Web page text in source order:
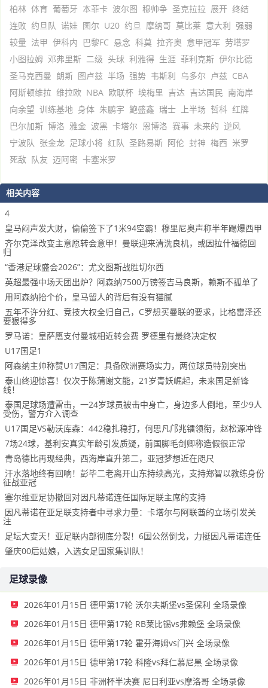
柏林 体育 葡萄牙 本菲卡 波尔图 穆帅争 圣克拉拉 展开 终结
连败 约旦队 诺娃 图尔 U20 约旦 摩纳哥 莫比莱 意大利 强弱
较量 法甲 伊科内 巴黎FC 悬念 科莫 拉齐奥 意甲冠军 劳塔罗
小图拉姆 邓弗里斯 二级 头球 利雅得 生涯 菲利克斯 伊尔比德
圣马克西曼 朗斯 图卢兹 半场 强势 韦斯利 乌多尔 卢兹 CBA
阿斯顿维拉 维拉欧 NBA 欧联杯 埃梅里 吉达 吉达国民 南海岸
向余望 训练基地 身体 朱鹏宇 鲍盛鑫 瑞士 上半场 哲科 红牌
巴尔加斯 博洛 雅金 波黑 卡塔尔 恩博洛 赛事 未来的 逆风
宁波队 张金龙 足球小将 红队 圣路易斯 阿伦 封神 梅西 米罗
死敌 队友 迈阿密 卡塞米罗
相关内容
4
皇马闷声发大财，偷偷签下了1米94空霸！穆里尼奥声称半年踢爆西甲
齐尔克泽改变主意愿转会意甲！曼联迎来清洗良机，或因拉什福德回
归
“香港足球盛会2026”：尤文图斯战胜切尔西
英超最强中场天团出炉？阿森纳7500万镑签吉马良斯，赖斯不孤单了
用阿森纳抬个价，皇马留人的背后有没有猫腻
五年不许分红、竞技大权全归自己，C罗想买曼联的要求，比格雷泽还
要狠得多
罗马诺：皇萨愿支付曼城相近转会费 罗德里有最终决定权
U17国足1
阿森纳主帅称赞U17国足：具备欧洲赛场实力，两位球员特别突出
泰山终迎惊喜！仅次于陈蒲谢文能，21岁青妖崛起，未来国足新锋
线！
泰国足球场遭雷击，一24岁球员被击中身亡，身边多人倒地，至少9人
受伤，警方介入调查
U17国足VS勒沃库森：442稳扎稳打，何思凡邝兆镭领衔，赵松源冲锋
7场24球，基利安真实年龄引发质疑，前国脚毛剑卿称造假很正常
青岛德比再现经典，西海岸直升第二，亚冠梦想近在咫尺
汗水落地终有回响！彭毕二老离开山东持续高光，支持郑智以教练身份
征战亚冠
塞尔维亚足协撤回对因凡蒂诺连任国际足联主席的支持
因凡蒂诺在亚足联支持者中寻求力量：卡塔尔与阿联酋的立场引发关
注
足坛大变天！亚足联内部彻底分裂！6国公然倒戈，力挺因凡蒂诺连任
肇庆00后姑娘，入选女足国家集训队！
足球录像
2026年01月15日 德甲第17轮 沃尔夫斯堡vs圣保利 全场录像
2026年01月15日 德甲第17轮 RB莱比锡vs弗赖堡 全场录像
2026年01月15日 德甲第17轮 霍芬海姆vs门兴 全场录像
2026年01月15日 德甲第17轮 科隆vs拜仁慕尼黑 全场录像
2026年01月15日 非洲杯半决赛 尼日利亚vs摩洛哥 全场录像